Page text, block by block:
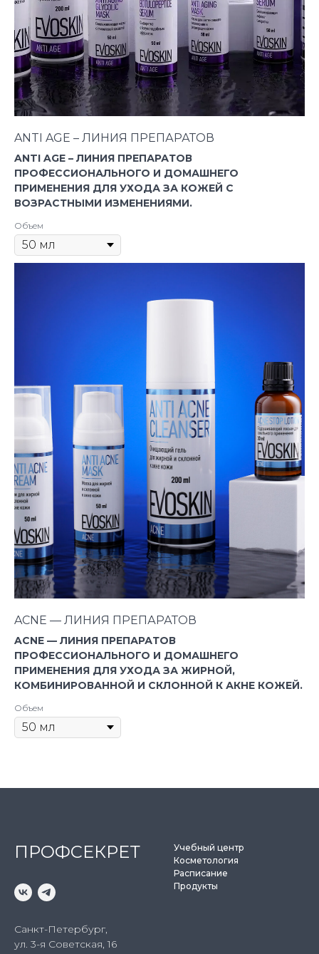
ANTI AGE – ЛИНИЯ ПРЕПАРАТОВ
ANTI AGE – ЛИНИЯ ПРЕПАРАТОВ
ПРОФЕССИОНАЛЬНОГО И ДОМАШНЕГО
ПРИМЕНЕНИЯ ДЛЯ УХОДА ЗА КОЖЕЙ С
ВОЗРАСТНЫМИ ИЗМЕНЕНИЯМИ.
Объем
ACNE — ЛИНИЯ ПРЕПАРАТОВ
ACNE — ЛИНИЯ ПРЕПАРАТОВ
ПРОФЕССИОНАЛЬНОГО И ДОМАШНЕГО
ПРИМЕНЕНИЯ ДЛЯ УХОДА ЗА ЖИРНОЙ,
КОМБИНИРОВАННОЙ И СКЛОННОЙ К АКНЕ КОЖЕЙ.
Объем
ПРОФСЕКРЕТ
Санкт-Петербург,
ул. 3-я Советская, 16
Учебный центр
Косметология
Расписание
Продукты